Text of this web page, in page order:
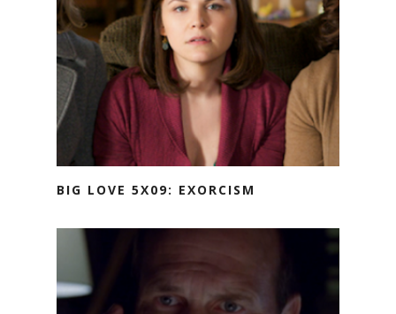
BIG LOVE 5X09: EXORCISM